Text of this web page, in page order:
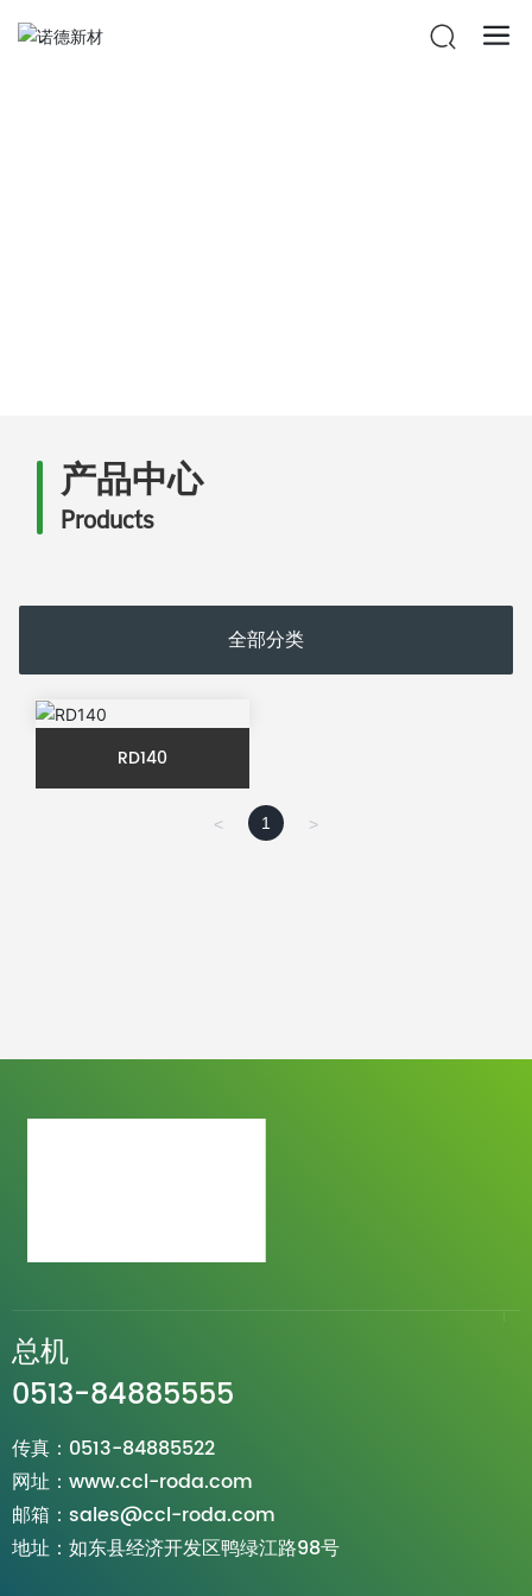
产品中心
Products
全部分类
RD140
< 1 >
总机
0513-84885555
传真：0513-84885522
网址：www.ccl-roda.com
邮箱：sales@ccl-roda.com
地址：如东县经济开发区鸭绿江路98号